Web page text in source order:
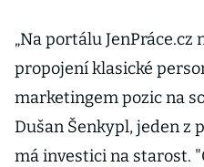
„Na portálu
propojení klasické
marketingem pozic na
Dušan Šenkypl, jeden z
má investici na starost.